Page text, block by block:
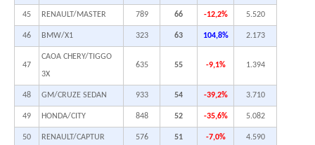
45 RENAULT/MASTER 789 66 -12,2% 5.520
46 BMW/X1 323 63 104,8% 2.173
47
CAOA CHERY/TIGGO
3X
635 55 -9,1% 1.394
48 GM/CRUZE SEDAN 933 54 -39,2% 3.710
49 HONDA/CITY 848 52 -35,6% 5.082
50 RENAULT/CAPTUR 576 51 -7,0% 4.590